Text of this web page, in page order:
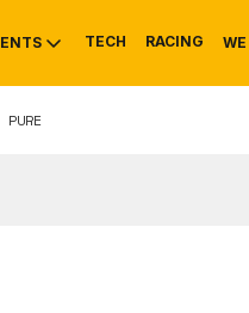
TECH RACING